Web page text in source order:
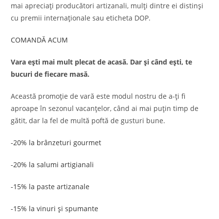
mai apreciați producători artizanali, mulți dintre ei distinși
cu premii internaționale sau eticheta DOP.
COMANDĂ ACUM
Vara ești mai mult plecat de acasă. Dar și când ești, te
bucuri de fiecare masă.
Această promoție de vară este modul nostru de a-ți fi
aproape în sezonul vacanțelor, când ai mai puțin timp de
gătit, dar la fel de multă poftă de gusturi bune.
-20% la brânzeturi gourmet
-20% la salumi artigianali
-15% la paste artizanale
-15% la vinuri și spumante